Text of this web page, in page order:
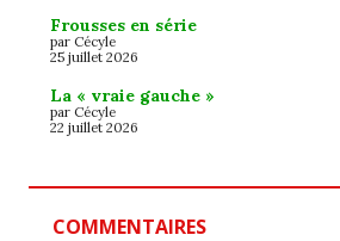
Frousses en série
par Cécyle
25 juillet 2026
La « vraie gauche »
par Cécyle
22 juillet 2026
COMMENTAIRES